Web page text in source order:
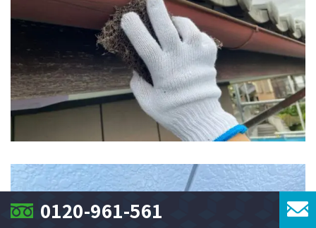
0120-961-561